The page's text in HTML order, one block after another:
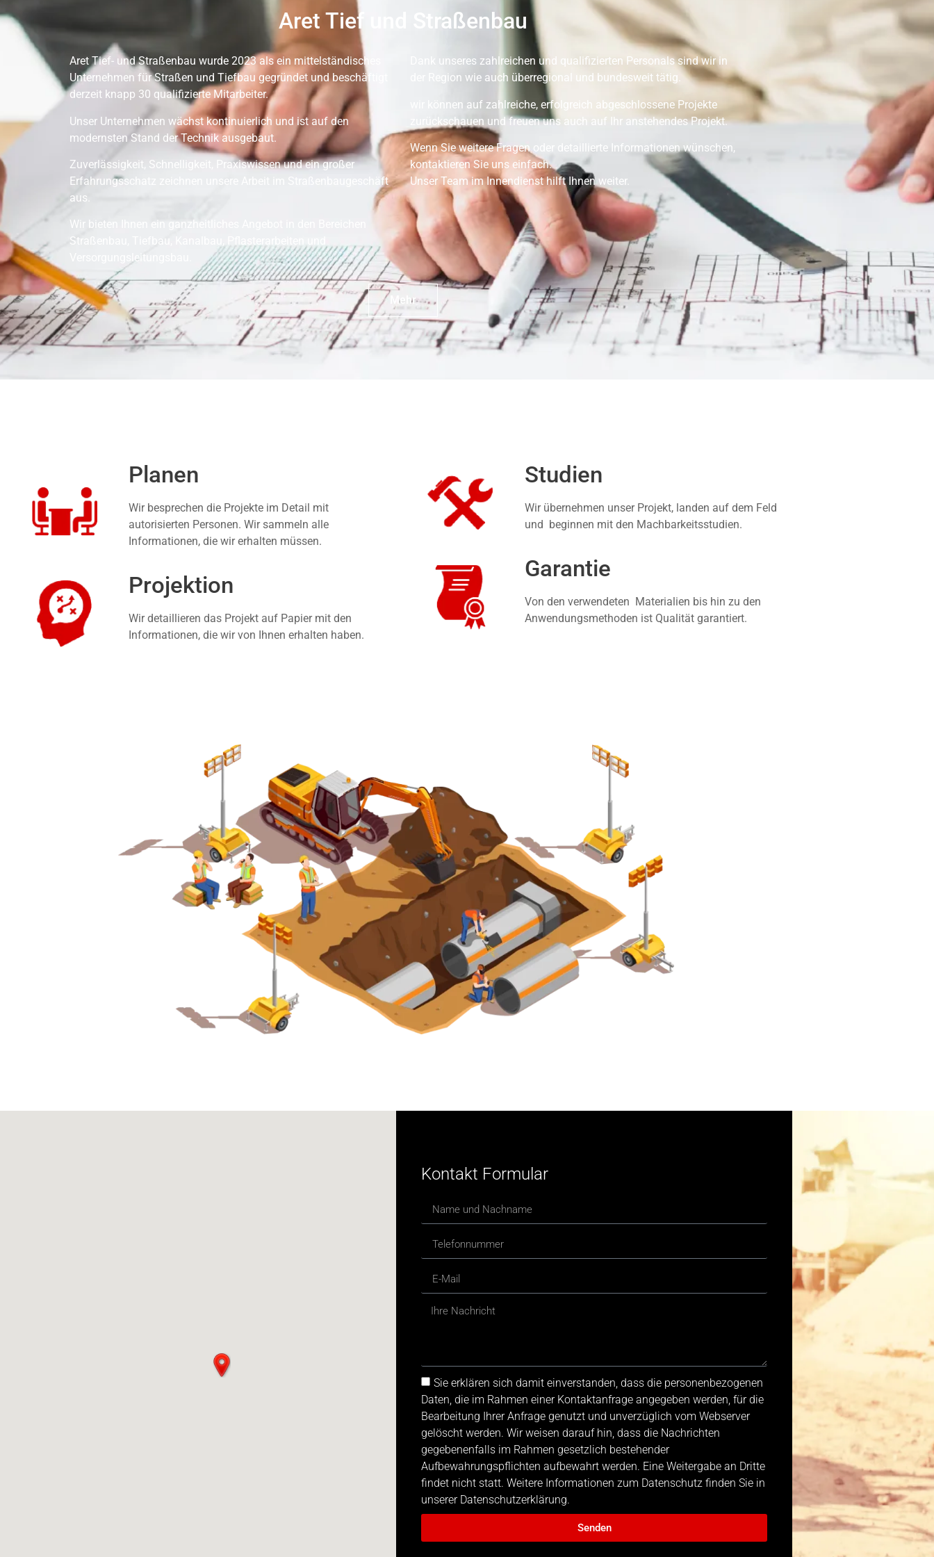
Aret Tief und Straßenbau
Aret Tief- und Straßenbau wurde 2023 als ein mittelständisches
Unternehmen für Straßen und Tiefbau gegründet und beschäftigt
derzeit knapp 30 qualifizierte Mitarbeiter.
Unser Unternehmen wächst kontinuierlich und ist auf den
modernsten Stand der Technik ausgebaut.
Zuverlässigkeit, Schnelligkeit, Praxiswissen und ein großer
Erfahrungsschatz zeichnen unsere Arbeit im Straßenbaugeschäft
aus.
Wir bieten Ihnen ein ganzheitliches Angebot in den Bereichen
Straßenbau, Tiefbau, Kanalbau, Pflasterarbeiten und
Versorgungsleitungsbau.
Dank unseres zahlreichen und qualifizierten Personals sind wir in
der Region wie auch überregional und bundesweit tätig.
wir können auf zahlreiche, erfolgreich abgeschlossene Projekte
zurückschauen und freuen uns auch auf Ihr anstehendes Projekt.
Wenn Sie weitere Fragen oder detaillierte Informationen wünschen,
kontaktieren Sie uns einfach.
Unser Team im Innendienst hilft Ihnen weiter.
Mehr
Planen
Wir besprechen die Projekte im Detail mit
autorisierten Personen. Wir sammeln alle
Informationen, die wir erhalten müssen.
Projektion
Wir detaillieren das Projekt auf Papier mit den
Informationen, die wir von Ihnen erhalten haben.
Studien
Wir übernehmen unser Projekt, landen auf dem Feld
und beginnen mit den Machbarkeitsstudien.
Garantie
Von den verwendeten Materialien bis hin zu den
Anwendungsmethoden ist Qualität garantiert.
Kontakt Formular
Sie erklären sich damit einverstanden, dass die personenbezogenen
Daten, die im Rahmen einer Kontaktanfrage angegeben werden, für die
Bearbeitung Ihrer Anfrage genutzt und unverzüglich vom Webserver
gelöscht werden. Wir weisen darauf hin, dass die Nachrichten
gegebenenfalls im Rahmen gesetzlich bestehender
Aufbewahrungspflichten aufbewahrt werden. Eine Weitergabe an Dritte
findet nicht statt. Weitere Informationen zum Datenschutz finden Sie in
unserer Datenschutzerklärung.
Senden